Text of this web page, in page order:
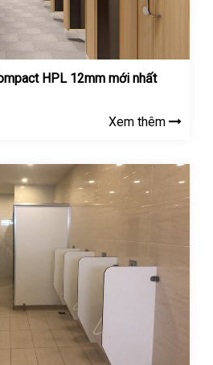
HPL 12mm mới nhất
Xem thêm